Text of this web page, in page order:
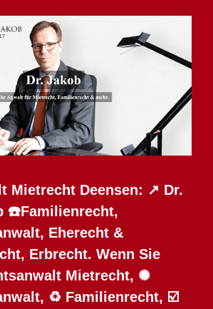
Mietrecht Deensen: ↗️ Dr.
☎️Familienrecht,
Eherecht &
Erbrecht. Wenn Sie
Mietrecht, ✺
♻ Familienrecht, ☑️